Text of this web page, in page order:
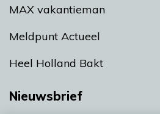
MAX vakantieman
Meldpunt Actueel
Heel Holland Bakt
Nieuwsbrief